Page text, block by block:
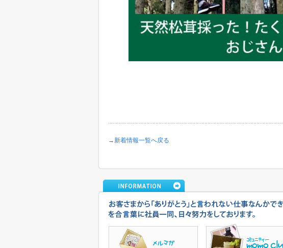
→新着情報一覧へ戻る